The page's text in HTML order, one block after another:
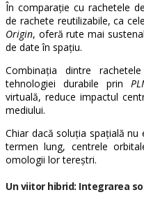
În comparație cu rachetele
de rachete reutilizabile, ca
Origin, oferă rute mai
de date în spațiu.
Combinația dintre
tehnologiei durabile prin
virtuală, reduce impactul
mediului.
Chiar dacă soluția spațială
termen lung, centrele
omologii lor tereștri.
Un viitor hibrid: Integrarea